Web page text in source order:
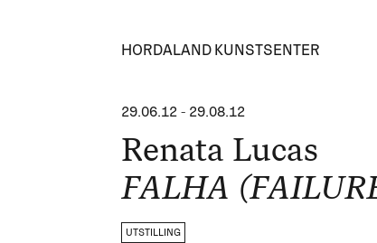
HORDALAND KUNSTSENTER
29.06.12 - 29.08.12
Renata Lucas
FALHA
UTSTILLING